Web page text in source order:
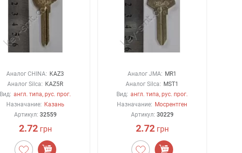
Аналог CHINA: KAZ3
Аналог Silca: KAZ5R
Вид: англ. типа, рус. прог.
Назначание: Казань
Артикул: 32559
2.72грн
Аналог JMA: MR1
Аналог Silca: MST1
Вид: англ. типа, рус. прог.
Назначание: Мосрентген
Артикул: 30229
2.72грн